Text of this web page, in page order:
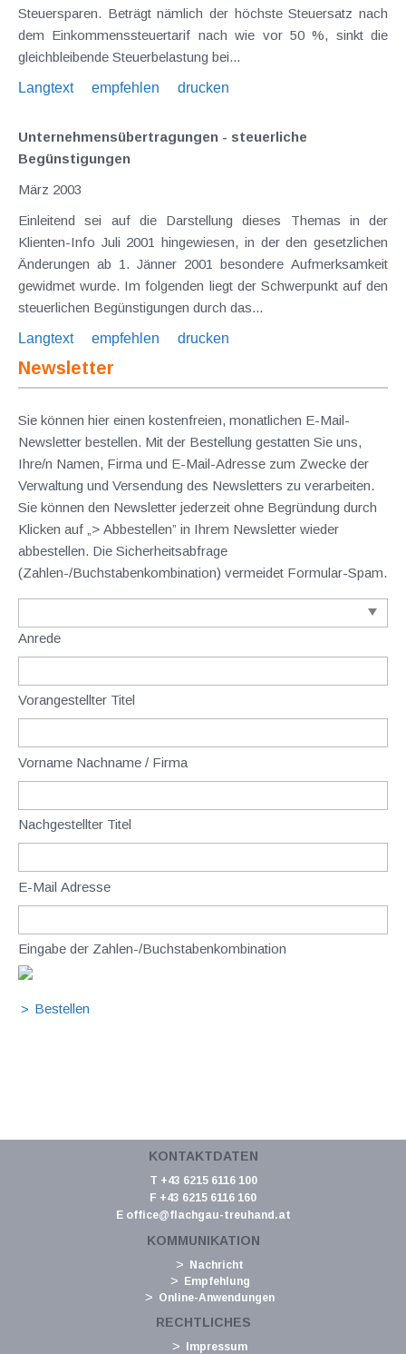
Steuersparen. Beträgt nämlich der höchste Steuersatz nach
dem Einkommenssteuertarif nach wie vor 50 %, sinkt die
gleichbleibende Steuerbelastung bei...
Langtext
empfehlen drucken
Unternehmensübertragungen - steuerliche
Begünstigungen
März 2003
Einleitend sei auf die Darstellung dieses Themas in der
Klienten-Info Juli 2001 hingewiesen, in der den gesetzlichen
Änderungen ab 1. Jänner 2001 besondere Aufmerksamkeit
gewidmet wurde. Im folgenden liegt der Schwerpunkt auf den
steuerlichen Begünstigungen durch das...
Langtext
empfehlen drucken
Newsletter
Sie können hier einen kostenfreien, monatlichen E-Mail-
Newsletter bestellen. Mit der Bestellung gestatten Sie uns,
Ihre/n Namen, Firma und E-Mail-Adresse zum Zwecke der
Verwaltung und Versendung des Newsletters zu verarbeiten.
Sie können den Newsletter jederzeit ohne Begründung durch
Klicken auf „> Abbestellen” in Ihrem Newsletter wieder
abbestellen. Die Sicherheitsabfrage
(Zahlen-/Buchstabenkombination) vermeidet Formular-Spam.
Anrede
Vorangestellter Titel
Vorname Nachname / Firma
Nachgestellter Titel
E-Mail Adresse
Eingabe der Zahlen-/Buchstabenkombination
KONTAKTDATEN
T +43 6215 6116 100
F +43 6215 6116 160
E office@flachgau-treuhand.at
KOMMUNIKATION
Nachricht
Empfehlung
Online-Anwendungen
RECHTLICHES
Impressum